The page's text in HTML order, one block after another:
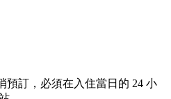
預訂，必須在入住當日的 24 小